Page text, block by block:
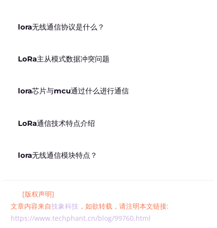
lora无线通信协议是什么？
LoRa主从模式数据冲突问题
lora芯片与mcu通过什么进行通信
LoRa通信技术特点介绍
lora无线通信模块特点？
[版权声明]
文章内容来自技象科技 ，如欲转载，请注明本文链接:
https://www.techphant.cn/blog/99760.html